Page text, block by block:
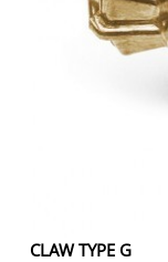
CLAW TYPE G